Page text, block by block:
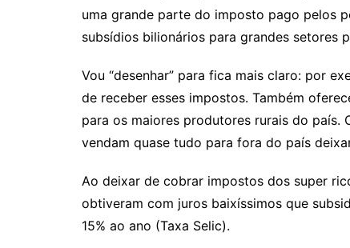
uma grande parte do imposto pago pelos
subsídios bilionários para grandes setores
​Vou “desenhar” para fica mais claro: por
de receber esses impostos. Também
para os maiores produtores rurais do
vendam quase tudo para fora do país
​Ao deixar de cobrar impostos dos super
obtiveram com juros baixíssimos que
15% ao ano (Taxa Selic).